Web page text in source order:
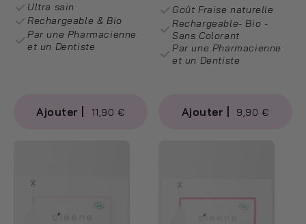
Ultra sain
Rechargeable & Bio
Par une Pharmacienne
et un Dentiste
11,90 €
Goût Fraise naturelle
Rechargeable- Bio -
Sans Colorant
Par une Pharmacienne
et un Dentiste
9,90 €